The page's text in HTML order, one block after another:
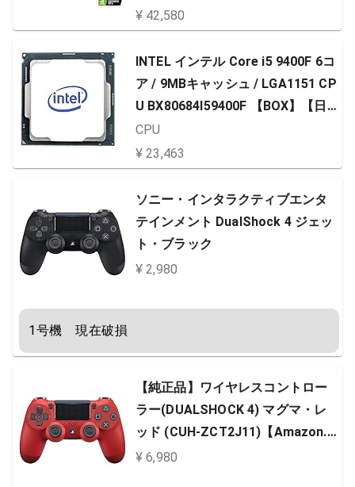
¥ 42,580
INTEL インテル Core i5 9400F 6コ
ア / 9MBキャッシュ / LGA1151 CP
U BX80684I59400F 【BOX】【日
本正規流通品】
CPU
¥ 23,463
ソニー・インタラクティブエンタ
テインメント DualShock 4 ジェッ
ト・ブラック
¥ 2,980
1号機　現在破損
【純正品】ワイヤレスコントロー
ラー(DUALSHOCK 4) マグマ・レ
ッド (CUH-ZCT2J11)【Amazon.c
o.jp限定】PS Hits / Value Selecti
¥ 6,980